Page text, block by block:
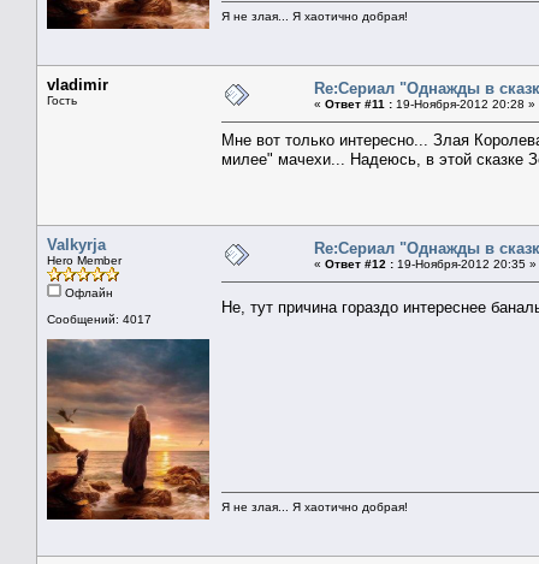
Я не злая... Я хаотично добрая!
vladimir
Гость
Re:Сериал "Однажды в
« Ответ #11 : 19-Ноября-2012 20:28 »
Мне вот только интересно... Злая
милее" мачехи... Надеюсь, в этой сказке
Valkyrja
Hero Member
Офлайн
Сообщений: 4017
Re:Сериал "Однажды в
« Ответ #12 : 19-Ноября-2012 20:35 »
Не, тут причина гораздо интереснее
Я не злая... Я хаотично добрая!